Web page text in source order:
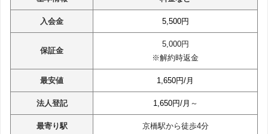
入会金 5,500円
保証金
5,000円
※解約時返金
最安値 1,650円/月
法人登記 1,650円/月 ～
最寄り駅 京橋駅から徒歩4分